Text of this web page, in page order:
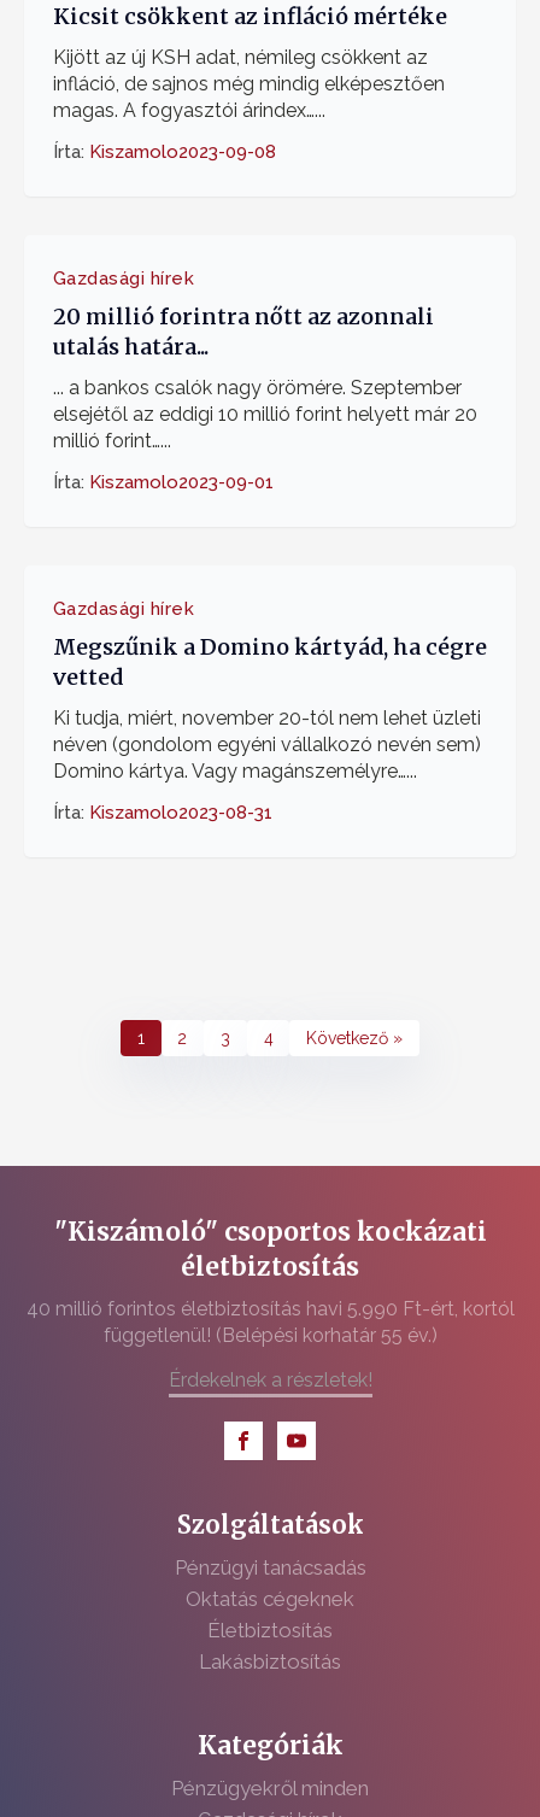
Kicsit csökkent az infláció mértéke
Kijött az új KSH adat, némileg csökkent az
infláció, de sajnos még mindig elképesztően
magas. A fogyasztói árindex…...
Írta: Kiszamolo2023-09-08
Gazdasági hírek
20 millió forintra nőtt az azonnali
utalás határa...
... a bankos csalók nagy örömére. Szeptember
elsejétől az eddigi 10 millió forint helyett már 20
millió forint…...
Írta: Kiszamolo2023-09-01
Gazdasági hírek
Megszűnik a Domino kártyád, ha cégre
vetted
Ki tudja, miért, november 20-tól nem lehet üzleti
néven (gondolom egyéni vállalkozó nevén sem)
Domino kártya. Vagy magánszemélyre…...
Írta: Kiszamolo2023-08-31
1 2 3 4 Következő »
"Kiszámoló" csoportos kockázati
életbiztosítás
40 millió forintos életbiztosítás havi 5.990 Ft-ért, kortól
függetlenül! (Belépési korhatár 55 év.)
Érdekelnek a részletek!
Szolgáltatások
Pénzügyi tanácsadás
Oktatás cégeknek
Életbiztosítás
Lakásbiztosítás
Kategóriák
Pénzügyekről minden